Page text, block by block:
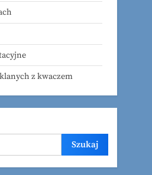
z kwaczem
Szukaj